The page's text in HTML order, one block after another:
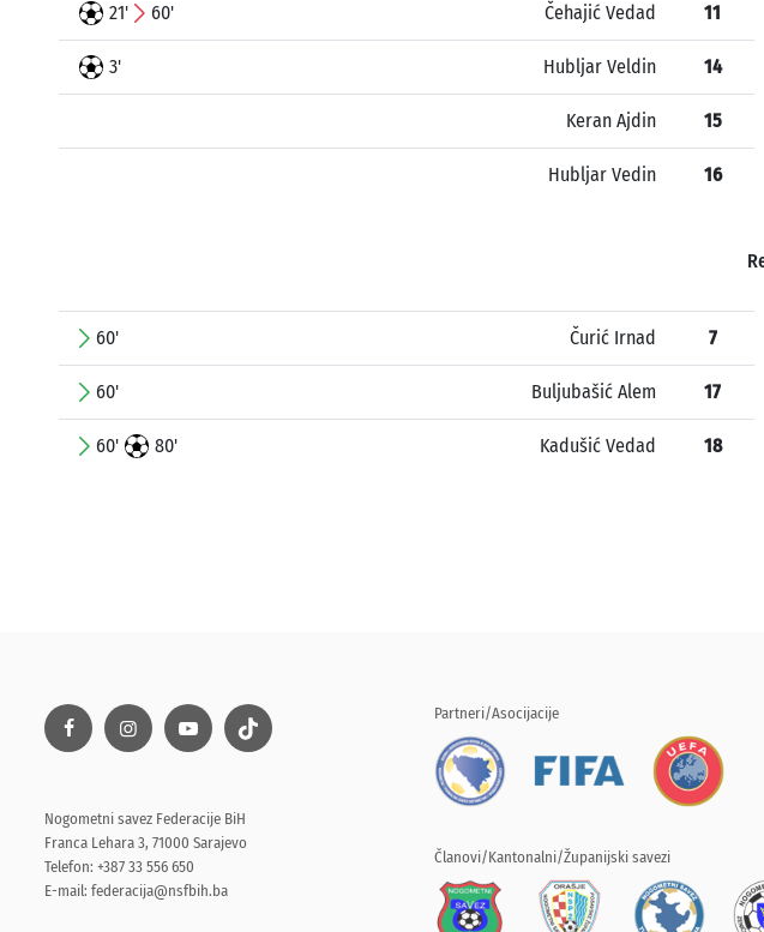
21' 60' Čehajić Vedad 11
3' Hubljar Veldin 14
Keran Ajdin 15
Hubljar Vedin 16
60' Čurić Irnad 7
60' Buljubašić Alem 17
60' 80' Kadušić Vedad 18
Nogometni savez Federacije BiH
Franca Lehara 3, 71000 Sarajevo
Telefon: +387 33 556 650
E-mail: federacija@nsfbih.ba
Partneri/Asocijacije
Članovi/Kantonalni/Županijski savezi